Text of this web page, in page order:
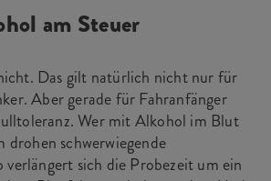
am Steuer
Das gilt natürlich nicht nur für
Aber gerade für Fahranfänger
Wer mit Alkohol im Blut
drohen schwerwiegende
verlängert sich die Probezeit um ein